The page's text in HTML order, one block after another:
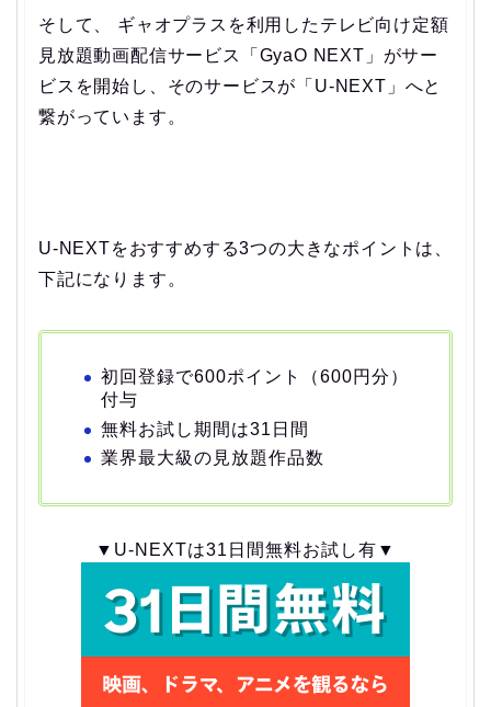
そして、 ギャオプラスを利用したテレビ向け定額
見放題動画配信サービス「GyaO NEXT」がサー
ビスを開始し、そのサービスが「U-NEXT」へと
繋がっています。
U-NEXTをおすすめする3つの大きなポイントは、
下記になります。
初回登録で600ポイント（600円分）
付与
無料お試し期間は31日間
業界最大級の見放題作品数
▼U-NEXTは31日間無料お試し有▼